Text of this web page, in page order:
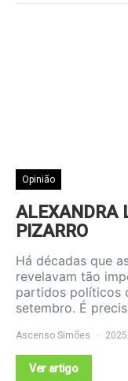
Opinião
ALEXANDRA
PIZARRO
Há décadas que
revelavam tão
partidos políticos
setembro. É
Ascenso Simões
Ver artigo